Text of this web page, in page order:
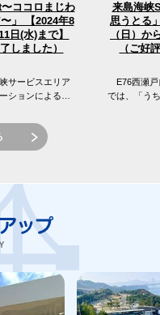
ココロまじわ
」 【2024年8
日(水)まで】
しました）
サービスエリア
ションによる
来島海峡
思うとる
（日）か
（ご好
E76西瀬戸
では、「う